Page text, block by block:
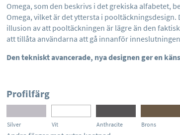
Omega, som den beskrivs i det grekiska alfabetet,
Omega, vilket är det yttersta i
illusion av att pooltäckningen är lägre än den
att tillåta användarna att gå innanför
Den tekniskt avancerade, nya designen ger en
Profilfärg
Silver Vit Anthracite Brons